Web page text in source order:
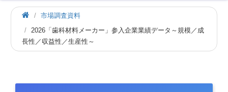
市場調査資料
2026「歯科材料メーカー」参入企業業績データ～規模／成
長性／収益性／生産性～